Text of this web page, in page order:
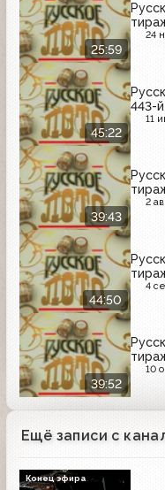
25:59
24
45:22
443-
11
39:43
2
44:50
4
39:52
10
Ещё записи с
Конец эфира